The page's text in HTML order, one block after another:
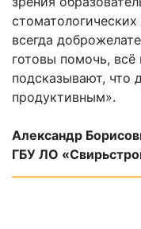
всегда
готовы помочь,
подсказывают, что
продуктивным».
Александр
ГБУ ЛО